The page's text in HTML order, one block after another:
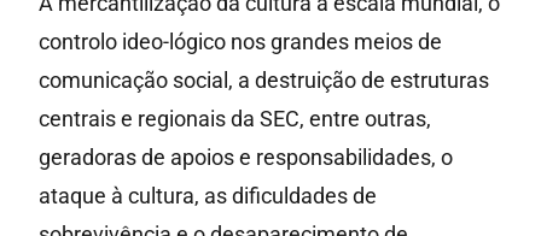
controlo ideo-lógico nos grandes meios de
comunicação social, a destruição de estruturas
centrais e regionais da SEC, entre outras,
geradoras de apoios e responsabilidades, o
ataque à cultura, as dificuldades de